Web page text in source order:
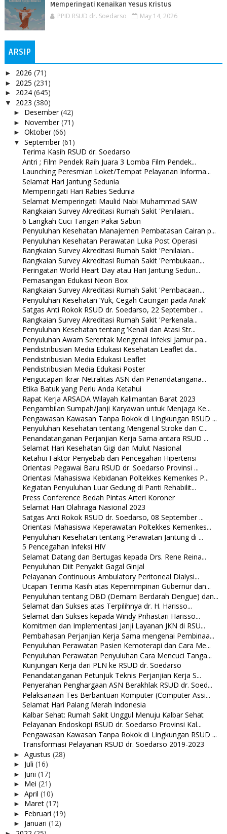
Memperingati Kenaikan Yesus Kristus
PPID RSUD dr. Soedarso May 14, 2026
ARSIP
► 2026 (71)
► 2025 (231)
► 2024 (645)
▼ 2023 (380)
► Desember(42)
► November(71)
► Oktober(66)
▼ September(61)
Terima Kasih RSUD dr. Soedarso
Antri ; Film Pendek Raih Juara 3 Lomba Film Pendek...
Launching Peresmian Loket/Tempat Pelayanan Informa...
Selamat Hari Jantung Sedunia
Memperingati Hari Rabies Sedunia
Selamat Memperingati Maulid Nabi Muhammad SAW
Rangkaian Survey Akreditasi Rumah Sakit 'Penilaian...
6 Langkah Cuci Tangan Pakai Sabun
Penyuluhan Kesehatan Manajemen Pembatasan Cairan p...
Penyuluhan Kesehatan Perawatan Luka Post Operasi
Rangkaian Survey Akreditasi Rumah Sakit 'Penilaian...
Rangkaian Survey Akreditasi Rumah Sakit 'Pembukaan...
Peringatan World Heart Day atau Hari Jantung Sedun...
Pemasangan Edukasi Neon Box
Rangkaian Survey Akreditasi Rumah Sakit 'Pembacaan...
Penyuluhan Kesehatan ‘Yuk, Cegah Cacingan pada Anak’
Satgas Anti Rokok RSUD dr. Soedarso, 22 September ...
Rangkaian Survey Akreditasi Rumah Sakit 'Perkenala...
Penyuluhan Kesehatan tentang ‘Kenali dan Atasi Str...
Penyuluhan Awam Serentak Mengenai Infeksi Jamur pa...
Pendistribusian Media Edukasi Kesehatan Leaflet da...
Pendistribusian Media Edukasi Leaflet
Pendistribusian Media Edukasi Poster
Pengucapan Ikrar Netralitas ASN dan Penandatangana...
Etika Batuk yang Perlu Anda Ketahui
Rapat Kerja ARSADA Wilayah Kalimantan Barat 2023
Pengambilan Sumpah/Janji Karyawan untuk Menjaga Ke...
Pengawasan Kawasan Tanpa Rokok di Lingkungan RSUD ...
Penyuluhan Kesehatan tentang Mengenal Stroke dan C...
Penandatanganan Perjanjian Kerja Sama antara RSUD ...
Selamat Hari Kesehatan Gigi dan Mulut Nasional
Ketahui Faktor Penyebab dan Pencegahan Hipertensi
Orientasi Pegawai Baru RSUD dr. Soedarso Provinsi ...
Orientasi Mahasiswa Kebidanan Poltekkes Kemenkes P...
Kegiatan Penyuluhan Luar Gedung di Panti Rehabilit...
Press Conference Bedah Pintas Arteri Koroner
Selamat Hari Olahraga Nasional 2023
Satgas Anti Rokok RSUD dr. Soedarso, 08 September ...
Orientasi Mahasiswa Keperawatan Poltekkes Kemenkes...
Penyuluhan Kesehatan tentang Perawatan Jantung di ...
5 Pencegahan Infeksi HIV
Selamat Datang dan Bertugas kepada Drs. Rene Reina...
Penyuluhan Diit Penyakit Gagal Ginjal
Pelayanan Continuous Ambulatory Peritoneal Dialysi...
Ucapan Terima Kasih atas Kepemimpinan Gubernur dan...
Penyuluhan tentang DBD (Demam Berdarah Dengue) dan...
Selamat dan Sukses atas Terpilihnya dr. H. Harisso...
Selamat dan Sukses kepada Windy Prihastari Harisso...
Komitmen dan Implementasi Janji Layanan JKN di RSU...
Pembahasan Perjanjian Kerja Sama mengenai Pembinaa...
Penyuluhan Perawatan Pasien Kemoterapi dan Cara Me...
Penyuluhan Perawatan Penyuluhan Cara Mencuci Tanga...
Kunjungan Kerja dari PLN ke RSUD dr. Soedarso
Penandatanganan Petunjuk Teknis Perjanjian Kerja S...
Penyerahan Penghargaan ASN Berakhlak RSUD dr. Soed...
Pelaksanaan Tes Berbantuan Komputer (Computer Assi...
Selamat Hari Palang Merah Indonesia
Kalbar Sehat: Rumah Sakit Unggul Menuju Kalbar Sehat
Pelayanan Endoskopi RSUD dr. Soedarso Provinsi Kal...
Pengawasan Kawasan Tanpa Rokok di Lingkungan RSUD ...
Transformasi Pelayanan RSUD dr. Soedarso 2019-2023
► Agustus (28)
► Juli (16)
► Juni (17)
► Mei (21)
► April (10)
► Maret (17)
► Februari (19)
► Januari (12)